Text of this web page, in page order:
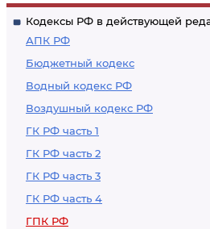
Кодексы РФ в действующей
АПК РФ
Бюджетный кодекс
Водный кодекс РФ
Воздушный кодекс РФ
ГК РФ часть 1
ГК РФ часть 2
ГК РФ часть 3
ГК РФ часть 4
ГПК РФ